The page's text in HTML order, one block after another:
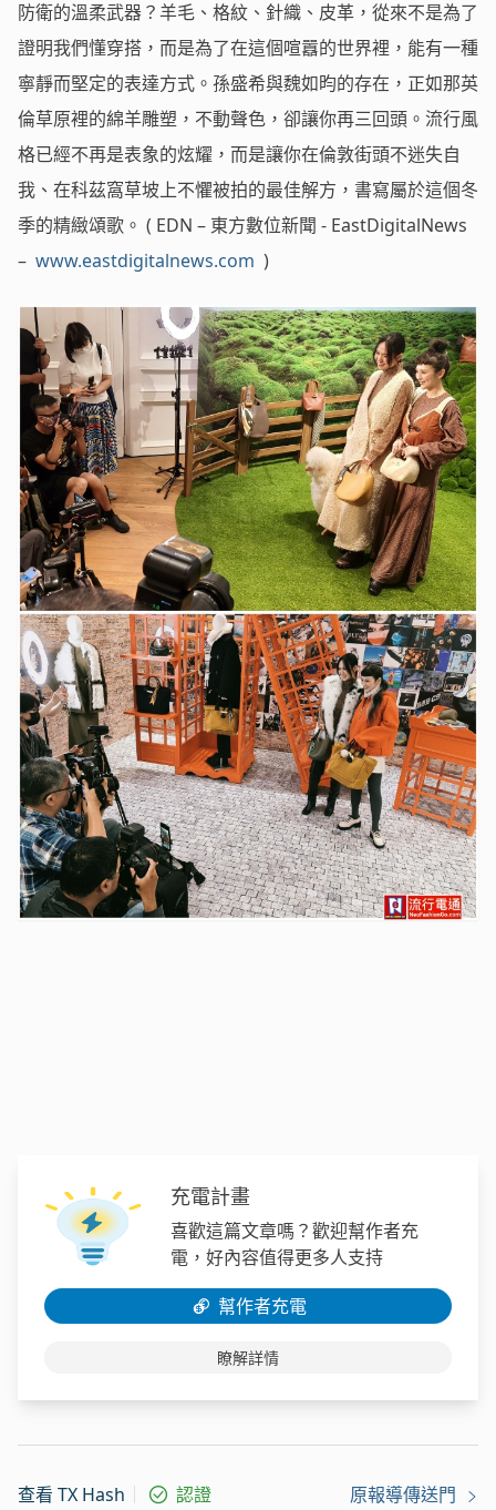
防衛的溫柔武器？羊毛、格紋、針織、皮革，從來不是為了
證明我們懂穿搭，而是為了在這個喧囂的世界裡，能有一種
寧靜而堅定的表達方式。孫盛希與魏如昀的存在，正如那英
倫草原裡的綿羊雕塑，不動聲色，卻讓你再三回頭。流行風
格已經不再是表象的炫耀，而是讓你在倫敦街頭不迷失自
我、在科茲窩草坡上不懼被拍的最佳解方，書寫屬於這個冬
季的精緻頌歌。 ( EDN – 東方數位新聞 - EastDigitalNews
– www.eastdigitalnews.com )
充電計畫
喜歡這篇文章嗎？歡迎幫作者充
電，好內容值得更多人支持
幫作者充電
瞭解詳情
查看 TX Hash 認證 原報導傳送門